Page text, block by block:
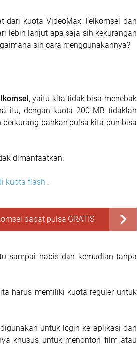
dari kuota VideoMax Telkomsel dan
lebih lanjut apa saja sih kekurangan
sih cara menggunakannya?
, yaitu kita tidak bisa menebak
itu, dengan kuota 200 MB tidaklah
bahkan pulsa kita pun bisa
dimanfaatkan.
kuota flash .
dapat pulsa GRATIS
sampai habis dan kemudian tanpa
harus memiliki kuota reguler untuk
untuk login ke aplikasi dan
khusus untuk menonton film atau